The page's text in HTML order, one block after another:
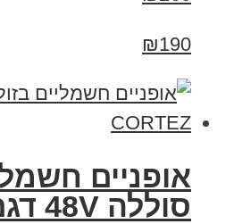
₪190
אופניים
סוללה 48V דגם CORTEZ